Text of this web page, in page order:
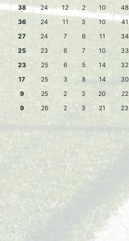
38 24 12 2 10 48
36 24 11 3 10 41
27 24 7 6 11 34
25 23 6 7 10 33
23 25 6 5 14 32
17 25 3 8 14 30
9 25 2 3 20 22
9 26 2 3 21 23